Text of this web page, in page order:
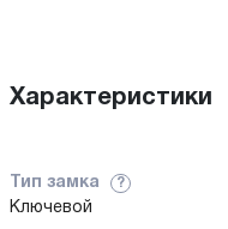
Характеристики
Тип замка ?
Ключевой